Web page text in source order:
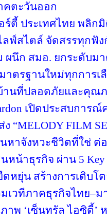
คตะวันออก
ร์ตี้ ประเทศไทย พลิ
ลฟ์สไตล์ จัดสรรทุกฟั
ผนึก สมอ. ยกระดับม
าตรฐานใหม่ทุกการ
านที่ปลอดภัยและคุณ
เปิดประสบกา
ง “MELODY FILM
หาจังหวะชีวิตที่ใช่ ต่
นหน้าธุรกิจ ผ่าน 5
หยุ่น สร้างการเติบโ
เวทีภาคธุรกิจไทย–ม
าพ ‘เซ็นทรัล ไอซิตี้